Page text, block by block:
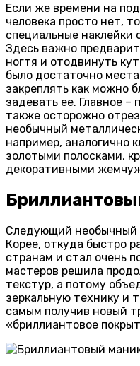
Если же времени на
человека просто нет,
специальные наклейки
Здесь важно
ногтя и отодвинуть
было достаточно
закреплять как можно
задевать ее. Главное –
также осторожно
необычный
например, аналогично
золотыми полосками,
декоративными
Следующий
Корее, откуда быстро
странам и стал очень
мастеров решила
текстур, а потому
зеркальную технику и
самым получив новый
«бриллиантовое